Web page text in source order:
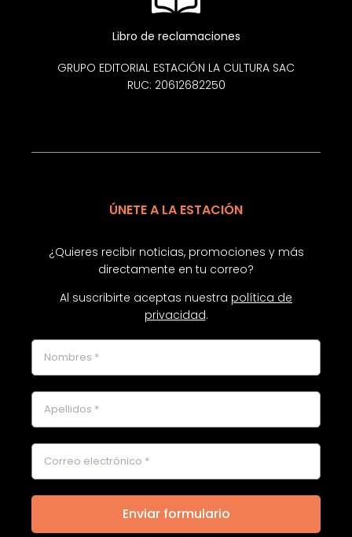
Libro de reclamaciones
GRUPO EDITORIAL ESTACIÓN LA CULTURA SAC
RUC: 20612682250
ÚNETE A LA ESTACIÓN
¿Quieres recibir noticias, promociones y más
directamente en tu correo?
Al suscribirte aceptas nuestra política de
privacidad.